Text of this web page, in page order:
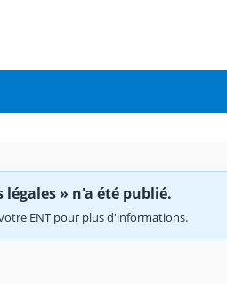
» n'a été publié.
ENT pour plus d'informations.